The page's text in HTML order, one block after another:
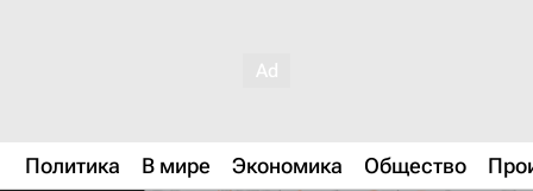
Политика В мире Экономика Общество